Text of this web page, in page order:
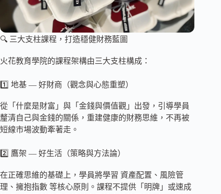
🔍 三大支柱課程，打造穩健財務藍圖
火花教育學院的課程架構由三大支柱構成：
1️⃣ 地基 — 好財商（觀念與心態重塑）
從「什麼是財富」與「金錢與價值觀」出發，引導學員
釐清自己與金錢的關係，重建健康的財務思維，不再被
短線市場波動牽著走。
2️⃣ 鷹架 — 好生活（策略與方法論）
在正確思維的基礎上，學員將學習 資產配置、風險管
理、擁抱指數 等核心原則。課程不提供「明牌」或速成